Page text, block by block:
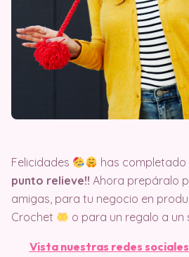
Felicidades has completado
punto relieve!! Ahora prepáralo
amigas, para tu negocio en
Crochet
o para un regalo a un
Vista nuestras redes